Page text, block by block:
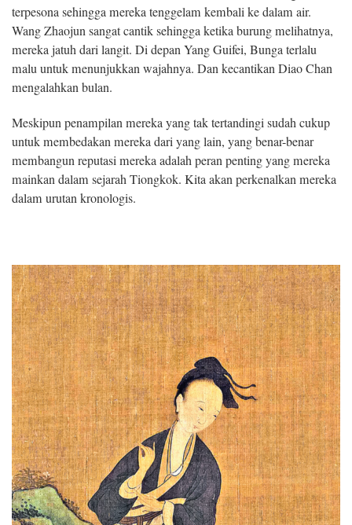
terpesona sehingga mereka tenggelam kembali ke dalam air.
Wang Zhaojun sangat cantik sehingga ketika burung melihatnya,
mereka jatuh dari langit. Di depan Yang Guifei, Bunga terlalu
malu untuk menunjukkan wajahnya. Dan kecantikan Diao Chan
mengalahkan bulan.
Meskipun penampilan mereka yang tak tertandingi sudah cukup
untuk membedakan mereka dari yang lain, yang benar-benar
membangun reputasi mereka adalah peran penting yang mereka
mainkan dalam sejarah Tiongkok. Kita akan perkenalkan mereka
dalam urutan kronologis.